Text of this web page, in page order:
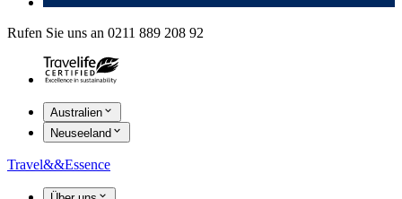
Rufen Sie uns an 0211 889 208 92
Australien
Neuseeland
Travel&&Essence